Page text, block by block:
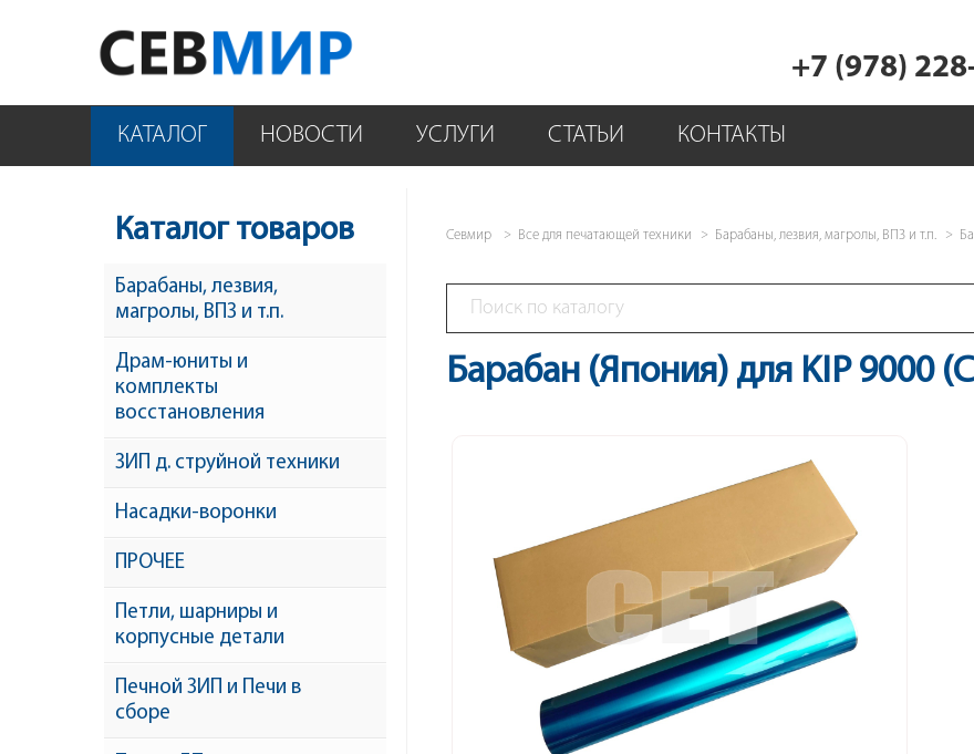
+7 (978)
КАТАЛОГ НОВОСТИ УСЛУГИ СТАТЬИ КОНТАКТЫ
Севмир Все для печатающей техники Барабаны, лезвия, магролы, ВПЗ и т.п.
Барабан (Япония) для KIP 9000
Каталог товаров
Барабаны, лезвия,
магролы, ВПЗ и т.п.
Драм-юниты и
комплекты
восстановления
ЗИП д. струйной техники
Насадки-воронки
ПРОЧЕЕ
Петли, шарниры и
корпусные детали
Печной ЗИП и Печи в
сборе